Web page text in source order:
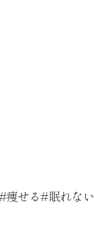
痩せる 眠れない